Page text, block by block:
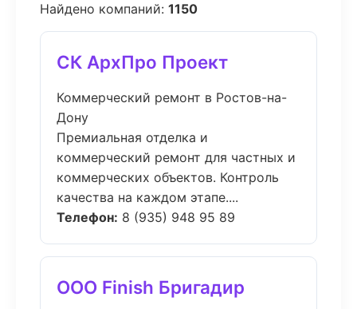
Найдено компаний: 1150
СК АрхПро Проект
Коммерческий ремонт в Ростов-на-
Дону
Премиальная отделка и
коммерческий ремонт для частных и
коммерческих объектов. Контроль
качества на каждом этапе....
Телефон: 8 (935) 948 95 89
ООО Finish Бригадир